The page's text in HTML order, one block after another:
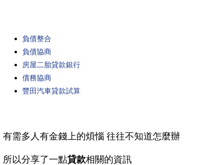
負債整合
負債協商
房屋二胎貸款銀行
債務協商
豐田汽車貸款試算
有需多人有金錢上的煩惱 往往不知道怎麼辦
所以分享了一點貸款相關的資訊